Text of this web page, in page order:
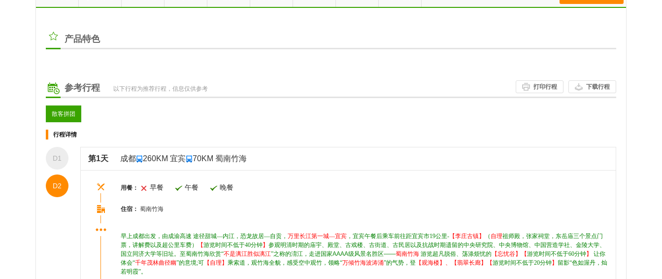
产品特色
打印行程 下载行程
参考行程 以下行程为推荐行程，信息仅供参考
散客拼团
行程详情
D1
D2
第1天 成都 260KM 宜宾 70KM 蜀南竹海
用餐： 早餐 午餐 晚餐
住宿： 蜀南竹海
早上成都出发，由成渝高速 途径甜城—内江，恐龙故居—自贡， 万里长江第一城—宜宾 ，宜宾午餐后乘车前往距宜宾市19公里- 【李庄古镇】 （ 自理祖师殿，张家祠堂，东岳庙三个景点门
票，讲解费以及超公里车费）
【游览时间不低于40分钟】 参观明清时期的庙宇、殿堂、古戏楼、古街道、古民居以及抗战时期遗留的中央研究院、中央博物馆、中国营造学社、金陵大学、
国立同济大学等旧址。至蜀南竹海欣赏“不是漓江胜似漓江”之称的淯江， 走进国家AAAA级风景名胜区——蜀南竹海 游览超凡脱俗、荡涤烦忧的 【忘忧谷】【游览时间不低于60分钟】 让你
体会“千年茂林曲径幽”的意境;可 【自理】 乘索道，观竹海全貌，感受空中观竹，领略“万倾竹海波涛涌”的气势，登 【观海楼】、 【翡翠长廊】 【游览时间不低于20分钟】 留影“色如渥丹，灿
若明霞”。